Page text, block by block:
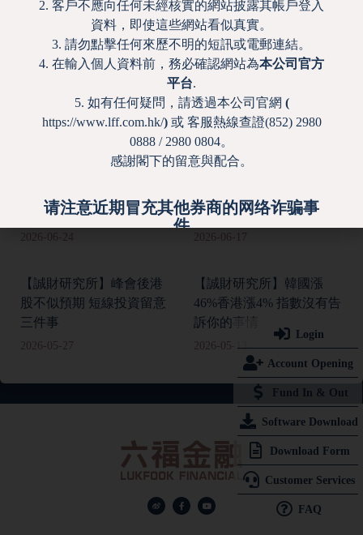
Login
Account Opening
Fund In & Out
Software Download
Download Form
Customer Services
FAQ
【誠財研究所】外圍高位
【誠財研究所】港股能否
反彈變反轉 近期三大關鍵
催化劑
2026-07-22
資機會
2026-06-24
裡
2026-06-17
【誠財研究所】峰會後港
股不似預期 短線投資留意
三件事
2026-05-27
【誠財研究所】韓國漲
46%香港漲4% 指數沒有告
訴你的事情
2026-05-13
2. 客戶不應向任何未經核實的網站披露其帳戶登入
資料，即使這些網站看似真實。
3. 請勿點擊任何來歷不明的短訊或電郵連結。
4. 在輸入個人資料前，務必確認網站為本公司官方
平台.
5. 如有任何疑問，請透過本公司官網 (
https://www.lff.com.hk/) 或 客服熱線查證(852) 2980
0888 / 2980 0804。
感謝閣下的留意與配合。
请注意近期冒充其他券商的网络诈骗事
件
券商名义，声称收件人需更新帐户资料，否则帐户
将被冻结。有关连结会导向伪冒网站，诱导输入帐
号丶密码等敏感资料，导致帐户被非法盗用并造成
财务损失。本公司特此提醒阁下提高警觉，保障帐
户安全，请注意以下事项：
1. 本公司不會要求客戶透過超連結提供個人敏感資
料，包括登入資料及一次性密碼。
2. 客戶不應向任何未經核實的網站披露其帳戶登入
資料，即使這些網站看似真實。
3. 请勿点击任何来历不明的短讯或电邮连结。
4. 在输入个人资料前，务必确认网站为 本公司官方
平台